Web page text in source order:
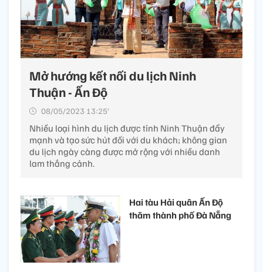
Mở hướng kết nối du lịch Ninh
Thuận - Ấn Độ
08/05/2023 13:25’
Nhiều loại hình du lịch được tỉnh Ninh Thuận đẩy
mạnh và tạo sức hút đối với du khách; không gian
du lịch ngày càng được mở rộng với nhiều danh
lam thắng cảnh.
Hai tàu Hải quân Ấn Độ
thăm thành phố Đà Nẵng